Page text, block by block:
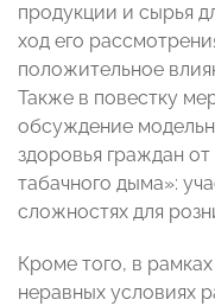
продукции и сырья
ход его
положительное
Также в повестку
обсуждение
здоровья граждан
табачного дыма»:
сложностях для
Кроме того, в
неравных условиях